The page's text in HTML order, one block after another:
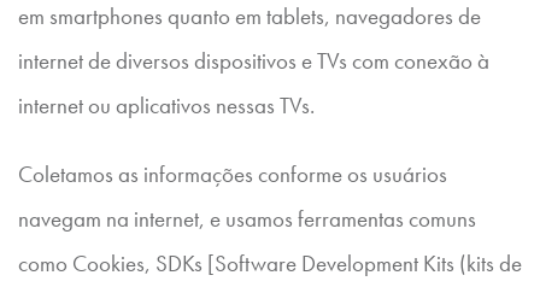
em smartphones quanto em tablets, navegadores de
internet de diversos dispositivos e TVs com conexão à
internet ou aplicativos nessas TVs.
Coletamos as informações conforme os usuários
navegam na internet, e usamos ferramentas comuns
como Cookies, SDKs [Software Development Kits (kits de